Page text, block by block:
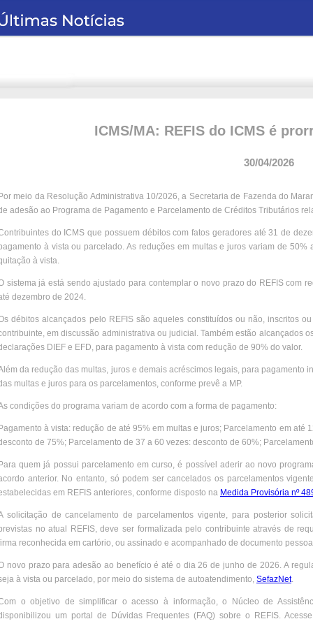
ICMS/MA: REFIS do ICMS é
30/04/2026
meio da Resolução Administrativa 10/2026, a Secretaria de Fazenda do
adesão ao Programa de Pagamento e Parcelamento de Créditos Tributários
do ICMS que possuem débitos com fatos geradores até 31 de
à vista ou parcelado. As reduções em multas e juros variam de
à vista.
sistema já está sendo ajustado para contemplar o novo prazo do REFIS com
dezembro de 2024.
débitos alcançados pelo REFIS são aqueles constituídos ou não, inscritos
em discussão administrativa ou judicial. Também estão alcançados
DIEF e EFD, para pagamento à vista com redução de 90% do valor.
da redução das multas, juros e demais acréscimos legais, para pagamento
multas e juros para os parcelamentos, conforme prevê a MP.
condições do programa variam de acordo com a forma de pagamento:
à vista: redução de até 95% em multas e juros; Parcelamento em até
de 75%; Parcelamento de 37 a 60 vezes: desconto de 60%;
quem já possui parcelamento em curso, é possível aderir ao novo
anterior. No entanto, só podem ser cancelados os parcelamentos
em REFIS anteriores, conforme disposto na Medida Provisória nº
solicitação de cancelamento de parcelamentos vigente, para posterior
no atual REFIS, deve ser formalizada pelo contribuinte através de
reconhecida em cartório, ou assinado e acompanhado de documento
novo prazo para adesão ao benefício é até o dia 26 de junho de 2026. A
à vista ou parcelado, por meio do sistema de autoatendimento, SefazNet.
o objetivo de simplificar o acesso à informação, o Núcleo de
um portal de Dúvidas Frequentes (FAQ) sobre o REFIS.